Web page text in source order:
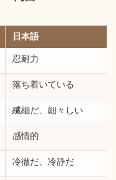
日本語
忍耐力
落ち着いている
繊細だ、細々しい
感情的
冷徹だ、冷静だ